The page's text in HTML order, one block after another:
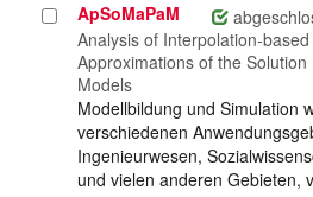
Projekt
auswählen
ApSoMaPaM
Analysis of Interpolation-
Approximations of the
Models
Modellbildung und Simulation
verschiedenen
Ingenieurwesen,
und vielen anderen Gebieten,